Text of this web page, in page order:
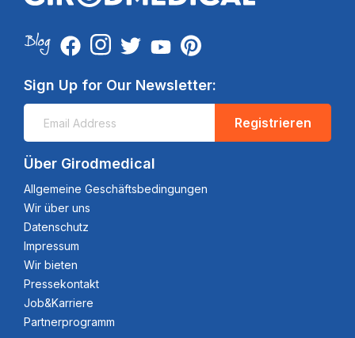
Sign Up for Our Newsletter:
Registrieren
Über Girodmedical
Allgemeine Geschäftsbedingungen
Wir über uns
Datenschutz
Impressum
Wir bieten
Pressekontakt
Job&Karriere
Partnerprogramm